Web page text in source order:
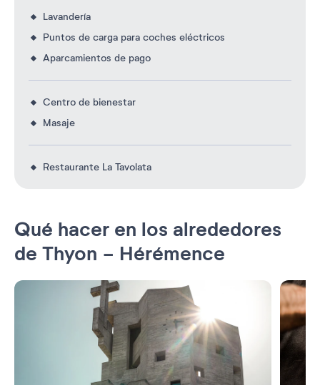
Lavandería
Puntos de carga para coches eléctricos
Aparcamientos de pago
Centro de bienestar
Masaje
Restaurante La Tavolata
Qué hacer en los alrededores
de Thyon - Hérémence